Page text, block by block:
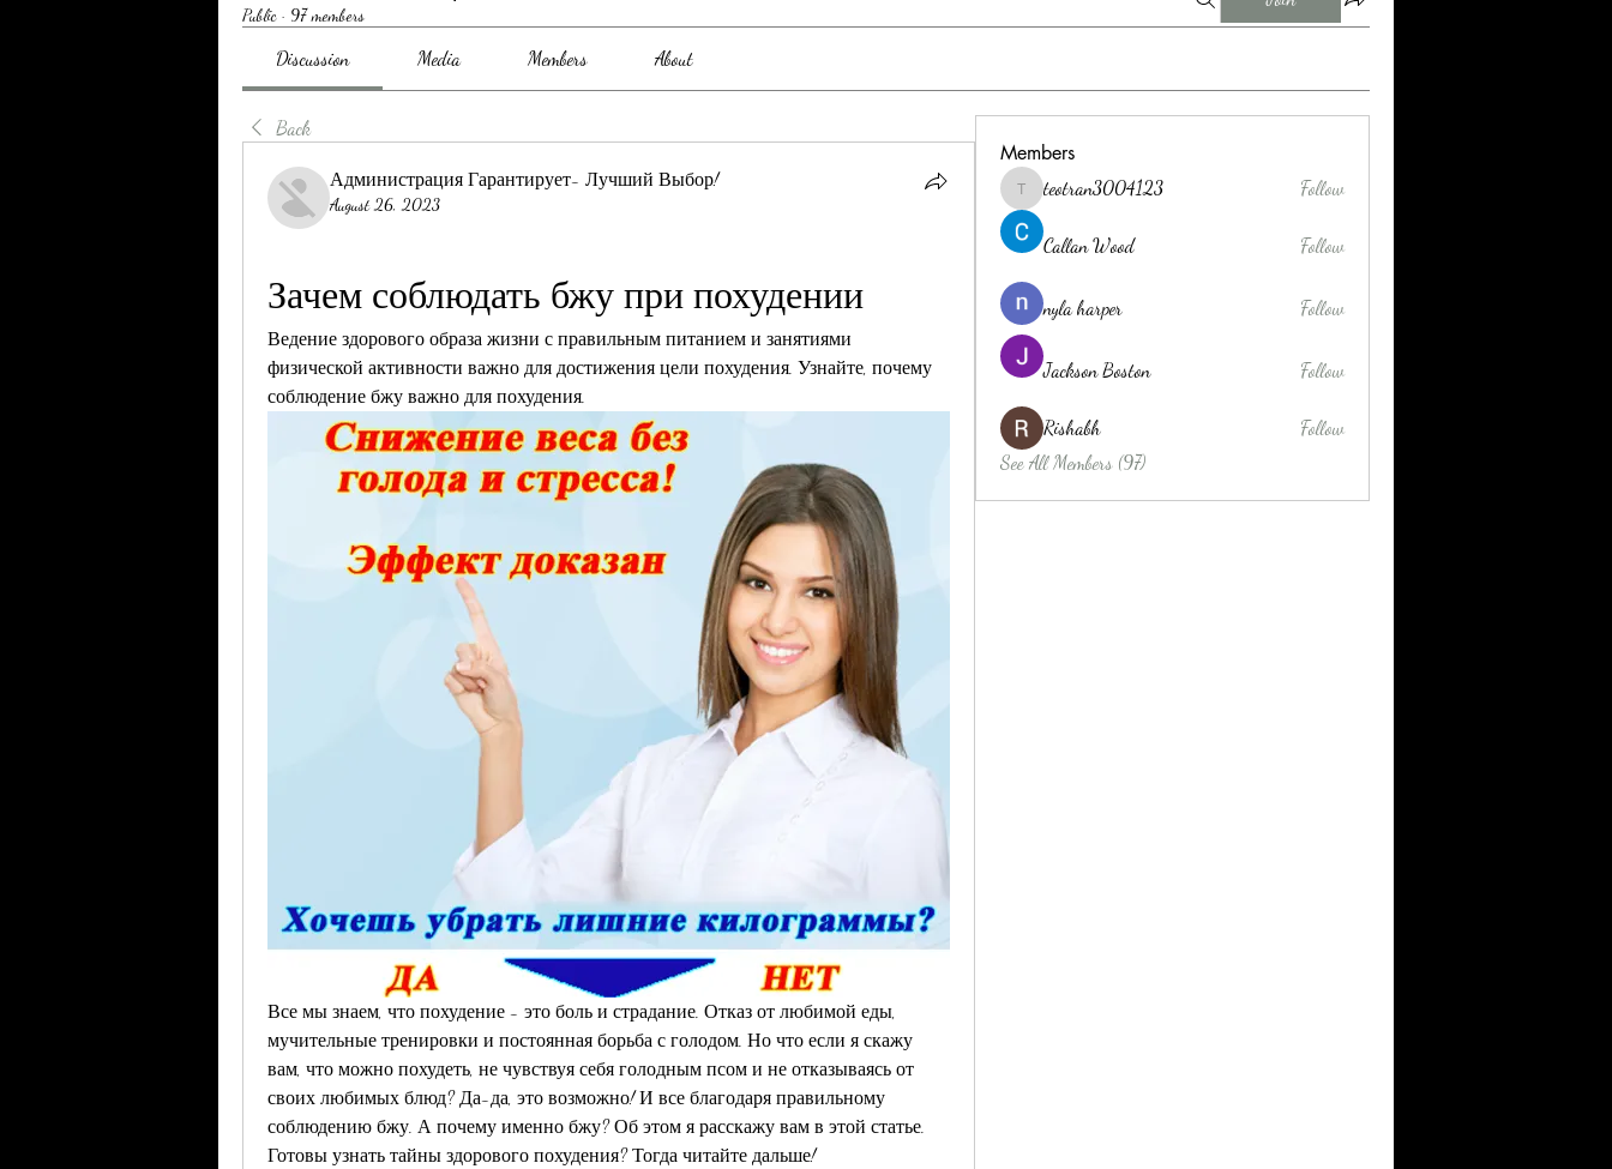
Public · 97 members
Discussion Media Members About
Back
Администрация Гарантирует- Лучший Выбор!
August 26, 2023
Зачем соблюдать бжу при похудении
Ведение здорового образа жизни с правильным питанием и занятиями
физической активности важно для достижения цели похудения. Узнайте, почему
соблюдение бжу важно для похудения.
Все мы знаем, что похудение - это боль и страдание. Отказ от любимой еды,
мучительные тренировки и постоянная борьба с голодом. Но что если я скажу
вам, что можно похудеть, не чувствуя себя голодным псом и не отказываясь от
своих любимых блюд? Да-да, это возможно! И все благодаря правильному
соблюдению бжу. А почему именно бжу? Об этом я расскажу вам в этой статье.
Готовы узнать тайны здорового похудения? Тогда читайте дальше!
Members
teotran3004123
teotran3004123 Follow
Callan Wood Follow
nyla harper Follow
Jackson Boston Follow
Rishabh
Follow
See All Members (97)